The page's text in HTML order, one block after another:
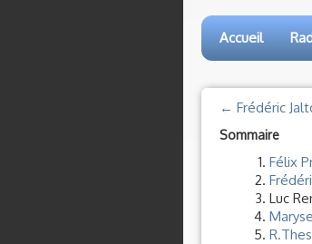
Accueil
← Frédéric
Sommaire
Félix
Luc